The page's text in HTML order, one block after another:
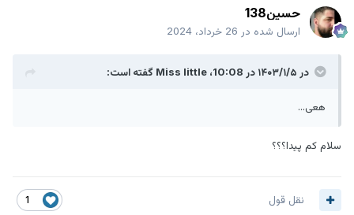
حسین138
ارسال شده در 26 خرداد، 2024
در ۱۴۰۳/۱/۵ در 10:08، Miss littleگفته است:
هعی...
سلام کم پیدا؟؟؟
نقل قول